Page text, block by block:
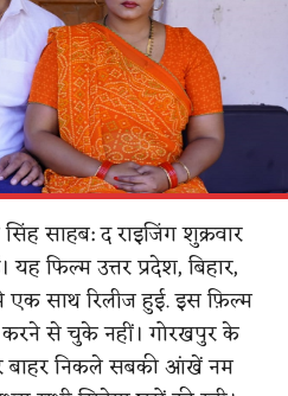
साहब: द राइजिंग शुक्रवार
फिल्म उत्तर प्रदेश, बिहार,
साथ रिलीज हुई. इस फ़िल्म
करने से चुके नहीं। गोरखपुर के
निकले सबकी आंखें नम